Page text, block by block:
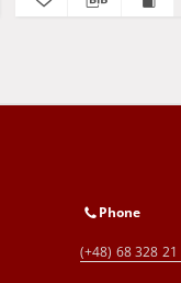
Phone
(+48) 68 328 21